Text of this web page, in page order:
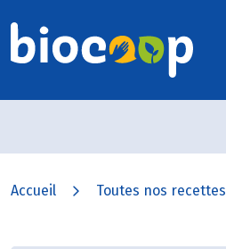
Accueil Toutes nos recettes